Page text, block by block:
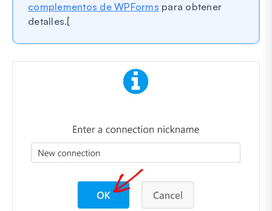
complementos de WPForms para obtener
detalles.[